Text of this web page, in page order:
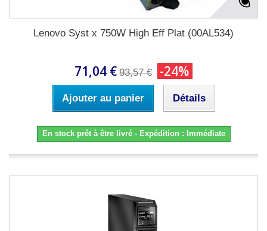
Lenovo Syst x 750W High Eff Plat (00AL534)
71,04 € 93,57 € -24%
Ajouter au panier Détails
En stock prêt à être livré - Expédition : Immédiate